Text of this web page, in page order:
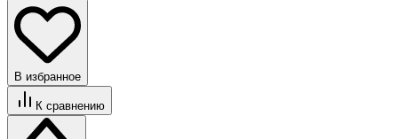
В избранное
К сравнению